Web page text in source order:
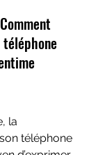
la
téléphone